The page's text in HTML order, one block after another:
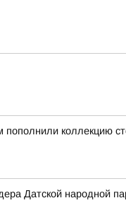
пополнили коллекцию
Датской народной